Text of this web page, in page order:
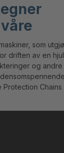
som
driften av en
og andre
Chains